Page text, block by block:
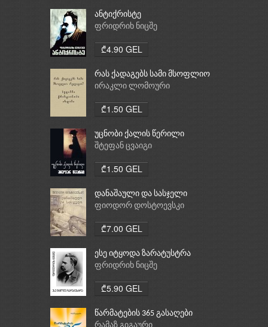
ანტიქრისტე
ფრიდრიხ ნიცშე
₾4.90 GEL
რას ქადაგებს სამი მსოფლიო
რელიგია: ბუდიზმი,
ირაკლი ლომოური
₾1.50 GEL
უცნობი ქალის წერილი
შტეფან ცვაიგი
₾1.50 GEL
დანაშაული და სასჯელი
ფიოდორ დოსტოევსკი
₾7.00 GEL
ესე იტყოდა ზარატუსტრა
ფრიდრიხ ნიცშე
₾5.90 GEL
წარმატების 365 გასაღები